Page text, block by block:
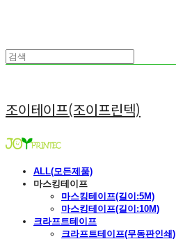
조이테이프(조이프린텍)
ALL(모든제품)
마스킹테이프
마스킹테이프(길이:5M)
마스킹테이프(길이:10M)
크라프트테이프
크라프트테이프(무동판인쇄)